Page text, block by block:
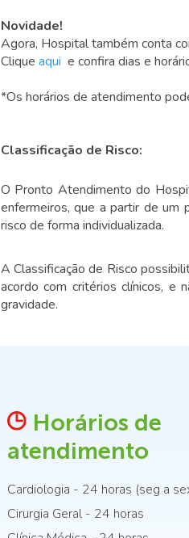
Novidade!
Agora, Hospital também conta
Clique aqui e confira dias e
*Os horários de atendimento
Classificação de Risco:
O Pronto Atendimento do
enfermeiros, que a partir de um
risco de forma individualizada.
A Classificação de Risco
acordo com critérios clínicos, e
gravidade.
Horários de
atendimento
Cardiologia - 24 horas (seg a
Cirurgia Geral - 24 horas